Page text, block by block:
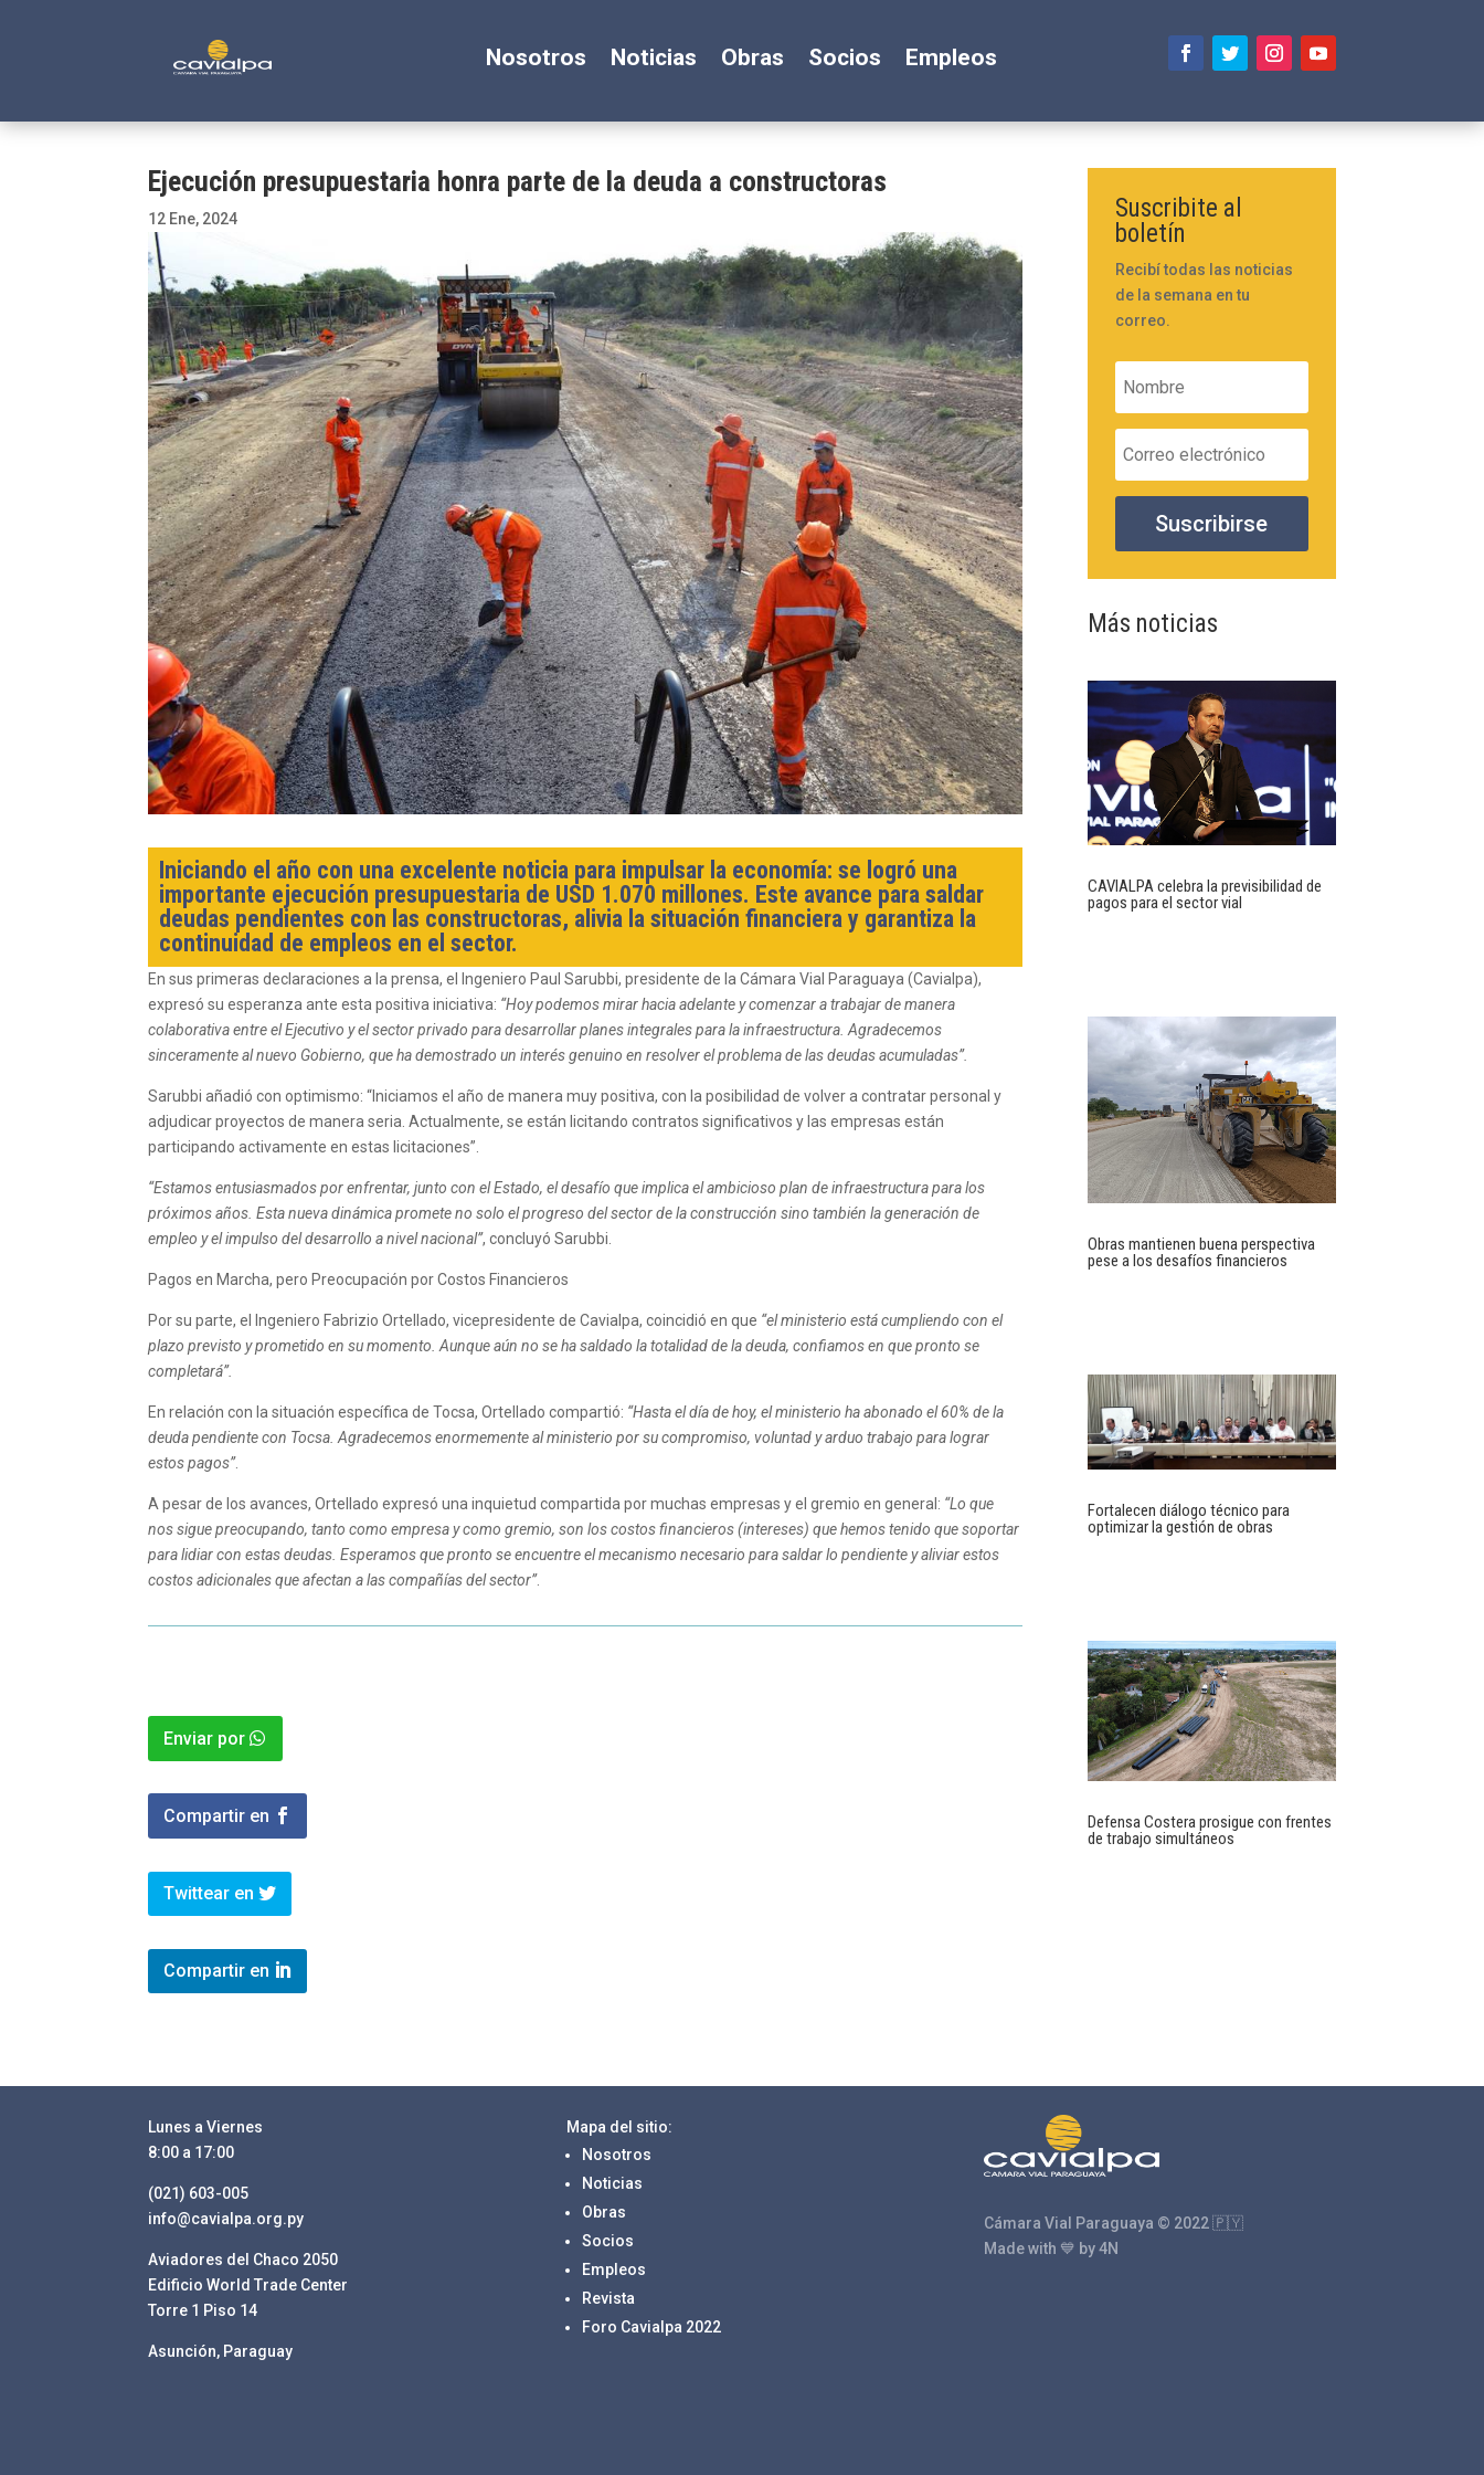
Nosotros Noticias Obras Socios Empleos
Ejecución presupuestaria honra parte de la deuda a constructoras
12 Ene, 2024
Iniciando el año con una excelente noticia para impulsar la economía: se logró una
importante ejecución presupuestaria de USD 1.070 millones. Este avance para saldar
deudas pendientes con las constructoras, alivia la situación financiera y garantiza la
continuidad de empleos en el sector.
En sus primeras declaraciones a la prensa, el Ingeniero Paul Sarubbi, presidente de la Cámara Vial Paraguaya (Cavialpa),
expresó su esperanza ante esta positiva iniciativa: “Hoy podemos mirar hacia adelante y comenzar a trabajar de manera
colaborativa entre el Ejecutivo y el sector privado para desarrollar planes integrales para la infraestructura. Agradecemos
sinceramente al nuevo Gobierno, que ha demostrado un interés genuino en resolver el problema de las deudas acumuladas”.
Sarubbi añadió con optimismo: “Iniciamos el año de manera muy positiva, con la posibilidad de volver a contratar personal y
adjudicar proyectos de manera seria. Actualmente, se están licitando contratos significativos y las empresas están
participando activamente en estas licitaciones”.
“Estamos entusiasmados por enfrentar, junto con el Estado, el desafío que implica el ambicioso plan de infraestructura para los
próximos años. Esta nueva dinámica promete no solo el progreso del sector de la construcción sino también la generación de
empleo y el impulso del desarrollo a nivel nacional”, concluyó Sarubbi.
Pagos en Marcha, pero Preocupación por Costos Financieros
Por su parte, el Ingeniero Fabrizio Ortellado, vicepresidente de Cavialpa, coincidió en que “el ministerio está cumpliendo con el
plazo previsto y prometido en su momento. Aunque aún no se ha saldado la totalidad de la deuda, confiamos en que pronto se
completará”.
En relación con la situación específica de Tocsa, Ortellado compartió: “Hasta el día de hoy, el ministerio ha abonado el 60% de la
deuda pendiente con Tocsa. Agradecemos enormemente al ministerio por su compromiso, voluntad y arduo trabajo para lograr
estos pagos”.
A pesar de los avances, Ortellado expresó una inquietud compartida por muchas empresas y el gremio en general: “Lo que
nos sigue preocupando, tanto como empresa y como gremio, son los costos financieros (intereses) que hemos tenido que soportar
para lidiar con estas deudas. Esperamos que pronto se encuentre el mecanismo necesario para saldar lo pendiente y aliviar estos
costos adicionales que afectan a las compañías del sector”.
Enviar por
Compartir en
Twittear en
Compartir en
Suscribite al
boletín
Recibí todas las noticias
de la semana en tu
correo.
Suscribirse
Más noticias
CAVIALPA celebra la previsibilidad de
pagos para el sector vial
Obras mantienen buena perspectiva
pese a los desafíos financieros
Fortalecen diálogo técnico para
optimizar la gestión de obras
Defensa Costera prosigue con frentes
de trabajo simultáneos
Lunes a Viernes
8:00 a 17:00
(021) 603-005
info@cavialpa.org.py
Aviadores del Chaco 2050
Edificio World Trade Center
Torre 1 Piso 14
Asunción, Paraguay
Mapa del sitio:
Nosotros
Noticias
Obras
Socios
Empleos
Revista
Foro Cavialpa 2022
Cámara Vial Paraguaya © 2022 🇵🇾
Made with 💙 by 4N